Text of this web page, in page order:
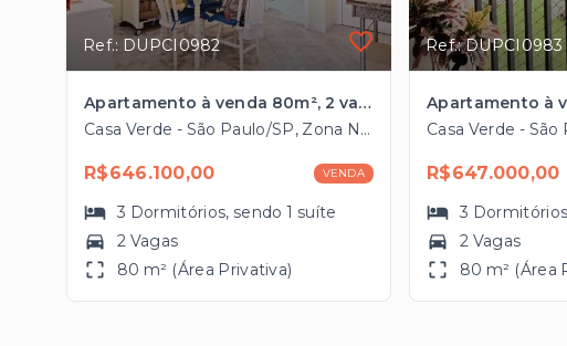
Ref.: DUPCI0982
Apartamento à venda 80m², 2 vagas na Casa Verde próximo à Marginal Tietê
Casa Verde - São Paulo/SP, Zona Norte
R$646.100,00 VENDA
3 Dormitórios, sendo1 suíte
2 Vagas
80 m² (Área Privativa)
Ref.: DUPCI0983
R$647.000,00
3 Dormitórios
2 Vagas
80 m² (Área